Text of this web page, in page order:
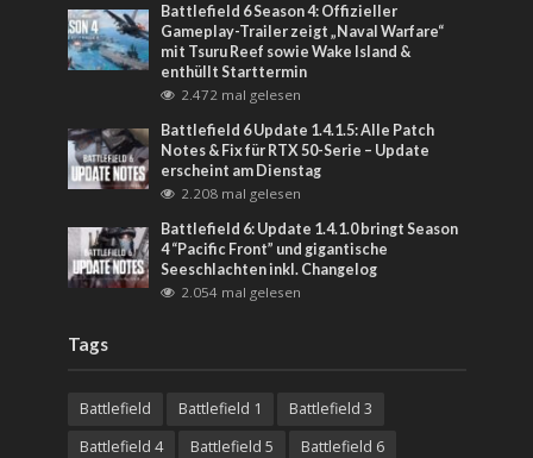
Battlefield 6 Season 4: Offizieller
Gameplay-Trailer zeigt „Naval Warfare“
mit Tsuru Reef sowie Wake Island &
enthüllt Starttermin
2.472 mal gelesen
Battlefield 6 Update 1.4.1.5: Alle Patch
Notes & Fix für RTX 50-Serie – Update
erscheint am Dienstag
2.208 mal gelesen
Battlefield 6: Update 1.4.1.0 bringt Season
4 “Pacific Front” und gigantische
Seeschlachten inkl. Changelog
2.054 mal gelesen
Tags
Battlefield Battlefield 1
Battlefield 3
Battlefield 4
Battlefield 5
Battlefield 6